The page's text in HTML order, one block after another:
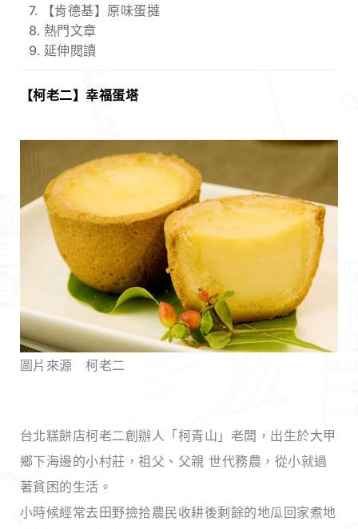
【肯德基】原味蛋撻
熱門文章
延伸閱讀
【柯老二】幸福蛋塔
圖片來源 柯老二
台北糕餅店柯老二創辦人「柯青山」老闆，出生於大甲
鄉下海邊的小村莊，祖父、父親 世代務農，從小就過
著貧困的生活。
小時候經常去田野撿拾農民收耕後剩餘的地瓜回家煮地